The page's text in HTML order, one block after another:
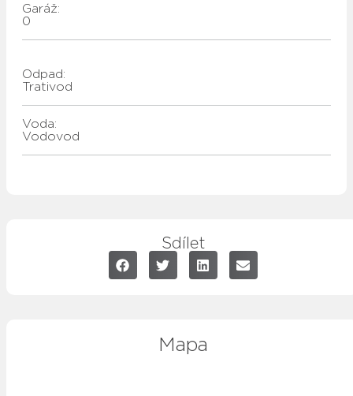
Garáž:
0
Odpad:
Trativod
Voda:
vodovod
Sdílet
Mapa